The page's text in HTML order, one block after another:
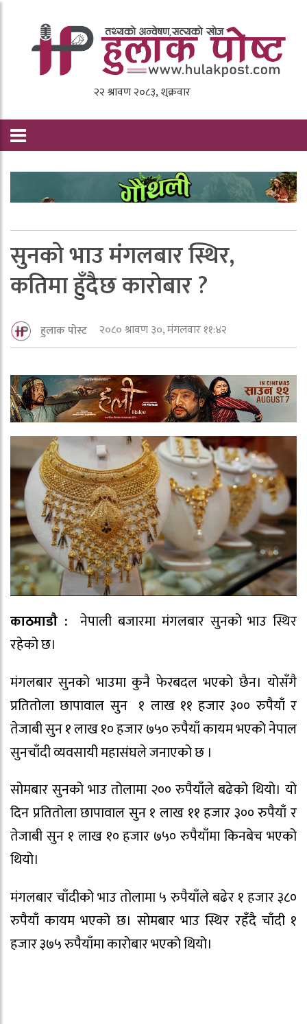
सुनकाे भाउ मंगलबार स्थिर,
कतिमा हुँदैछ काराेबार ?
हुलाक पोस्ट २०८० श्रावण ३०, मंगलवार ११:४२
काठमाडौ : नेपाली बजारमा मंगलबार सुनको भाउ स्थिर
रहेको छ।
मंगलबार सुनको भाउमा कुनै फेरबदल भएको छैन। योसँगै
प्रतितोला छापावाल सुन १ लाख ११ हजार ३०० रुपैयाँ र
तेजाबी सुन १ लाख १० हजार ७५० रुपैयाँ कायम भएको नेपाल
सुनचाँदी व्यवसायी महासंघले जनाएको छ ।
सोमबार सुनको भाउ तोलामा २०० रुपैयाँले बढेको थियो। यो
दिन प्रतितोला छापावाल सुन १ लाख ११ हजार ३०० रुपैयाँ र
तेजाबी सुन १ लाख १० हजार ७५० रुपैयाँमा किनबेच भएको
थियो।
मंगलबार चाँदीको भाउ तोलामा ५ रुपैयाँले बढेर १ हजार ३८०
रुपैयाँ कायम भएको छ। सोमबार भाउ स्थिर रहँदै चाँदी १
हजार ३७५ रुपैयाँमा कारोबार भएको थियो।